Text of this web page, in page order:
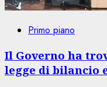
Primo piano
Il Governo ha
legge di bilancio